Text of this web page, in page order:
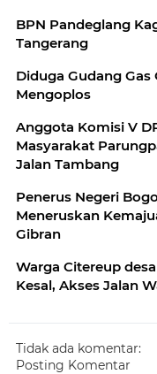
BPN Pandeglang
Tangerang
Diduga Gudang
Mengoplos
Anggota Komisi V
Masyarakat
Jalan Tambang
Penerus Negeri
Meneruskan
Gibran
Warga Citereup
Kesal, Akses Jalan
Tidak ada komentar:
Posting Komentar